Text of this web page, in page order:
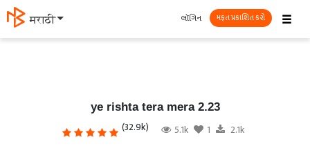
தமிழ் ☰
લૉગિન મફત પ્રકાશિત કરો
ye rishta tera mera 2.23
(32.9k) 5.1k 1 2.1k